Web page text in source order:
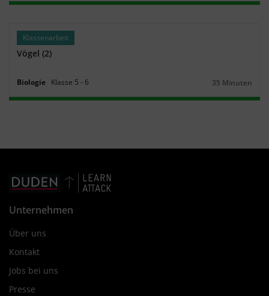
Klassenarbeit
Vögel (2)
Biologie Klasse 5 ‐ 6
Dauer:
35 Minuten
Unternehmen
Über uns
Kontakt
Jobs bei uns
Presse